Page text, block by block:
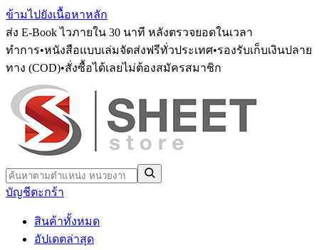
ข้ามไปยังเนื้อหาหลัก
ส่ง E-Book ไวภายใน 30 นาที หลังตรวจยอดในเวลา
ทำการ•หนังสือแบบเล่มจัดส่งฟรีทั่วประเทศ•รองรับเก็บเงินปลาย
ทาง (COD)•สั่งซื้อได้เลยไม่ต้องสมัครสมาชิก
บัญชีตะกร้า
สินค้าทั้งหมด
อัปเดตล่าสุด